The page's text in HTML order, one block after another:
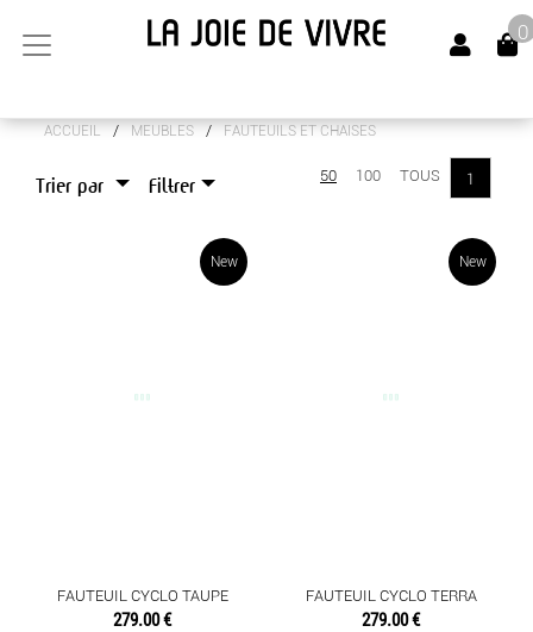
0
ACCUEIL / MEUBLES / FAUTEUILS ET CHAISES
ARTS DE LA TABLE
ETAGERES
Filtrer
Trier par 50 100 TOUS 1
New
FAUTEUIL CYCLO TAUPE
279.00 €
New
FAUTEUIL CYCLO TERRA
279.00 €